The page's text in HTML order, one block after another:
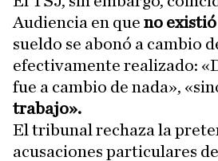
Audiencia en que no
sueldo se abonó a cambio
efectivamente realizado:
fue a cambio de nada»,
trabajo».
El tribunal rechaza la
acusaciones particulares